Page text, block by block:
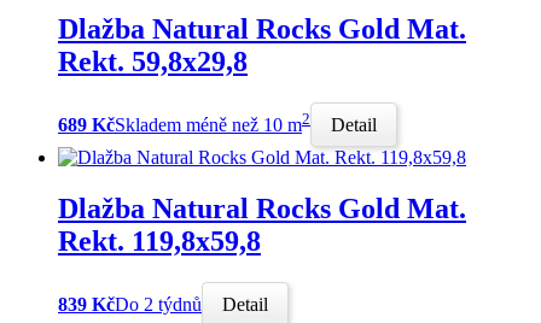
Dlažba Natural Rocks Gold Mat.
Rekt. 59,8x29,8
689 KčSkladem méně než 10 m2 Detail
Dlažba Natural Rocks Gold Mat.
Rekt. 119,8x59,8
839 KčDo 2 týdnů Detail